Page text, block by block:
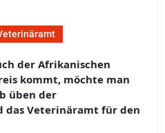
der Afrikanischen
kommt, möchte man
üben der
das Veterinäramt für den